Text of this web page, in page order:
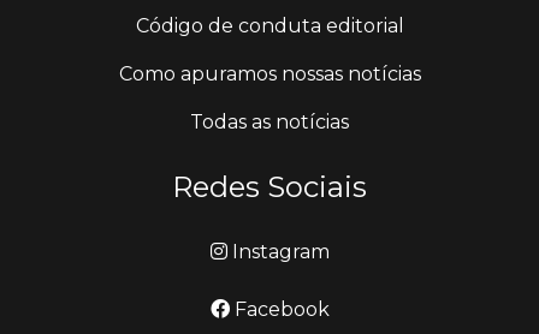
Código de conduta editorial
Como apuramos nossas notícias
Todas as notícias
Redes Sociais
Instagram
Facebook